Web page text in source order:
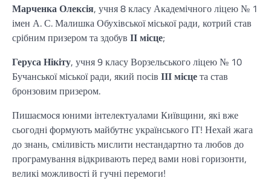
Марченка Олексія, учня 8 класу Академічного ліцею № 1
імен А. С. Малишка Обухівської міської ради, котрий став
срібним призером та здобув ІІ місце;
Геруса Нікіту, учня 9 класу Ворзельського ліцею № 10
Бучанської міської ради, який посів ІІІ місцета став
бронзовим призером.
Пишаємося юними інтелектуалами Київщини, які вже
сьогодні формують майбутнє українського ІТ! Нехай жага
до знань, сміливість мислити нестандартно та любов до
програмування відкривають перед вами нові горизонти,
великі можливості й гучні перемоги!